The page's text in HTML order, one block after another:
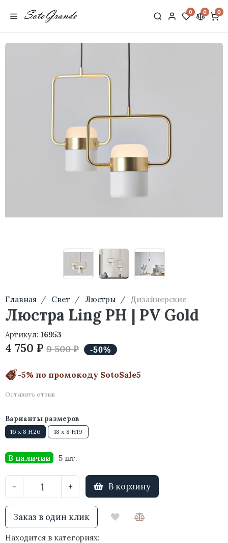
0 0 0
Главная Свет Люстры Дизайнерские
Люстра Ling PH | PV Gold
Артикул: 16953
4 750 ₽ 9 500 ₽
-5% по промокоду SotoSale5
Оставить отзыв
Варианты размеров
16 x 8 H26 18 x 8 H19
В наличии 5 шт.
− + В корзину
Заказ в один клик
Находится в категориях: